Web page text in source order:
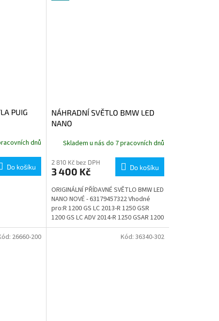
PUIG
dnů
Do košíku
NÁHRADNÍ SVĚTLO BMW LED
NANO
Skladem u nás do 7 pracovních dnů
2 810 Kč bez DPH
3 400 Kč Do košíku
ORIGINÁLNÍ PŘÍDAVNÉ SVĚTLO BMW LED
NANO NOVÉ - 63179457322 Vhodné
pro:R 1200 GS LC 2013-R 1250 GSR
1200 GS LC ADV 2014-R 1250 GSAR 1200
RT LCR 1250 RTR 1200 R LCR 1250 RR
26660-200 Kód: 36340-302